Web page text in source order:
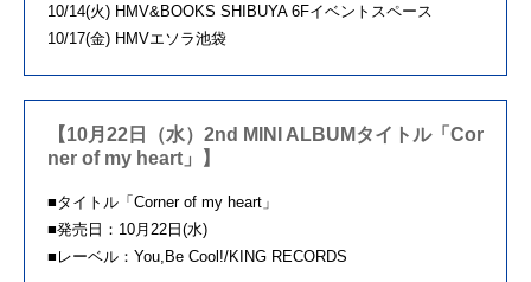
10/14(火) HMV&BOOKS SHIBUYA 6Fイベントスペース
10/17(金) HMVエソラ池袋
【10月22日（水）2nd MINI ALBUMタイトル「Cor
ner of my heart」】
■タイトル「Corner of my heart」
■発売日：10月22日(水)
■レーベル：You,Be Cool!/KING RECORDS